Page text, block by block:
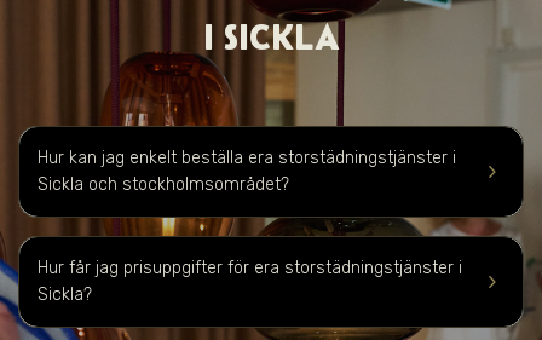
I SICKLA
keyboard_arrow_right
Hur kan jag enkelt beställa era storstädningstjänster i
Sickla och stockholmsområdet?
keyboard_arrow_right
Hur får jag prisuppgifter för era storstädningstjänster i
Sickla?